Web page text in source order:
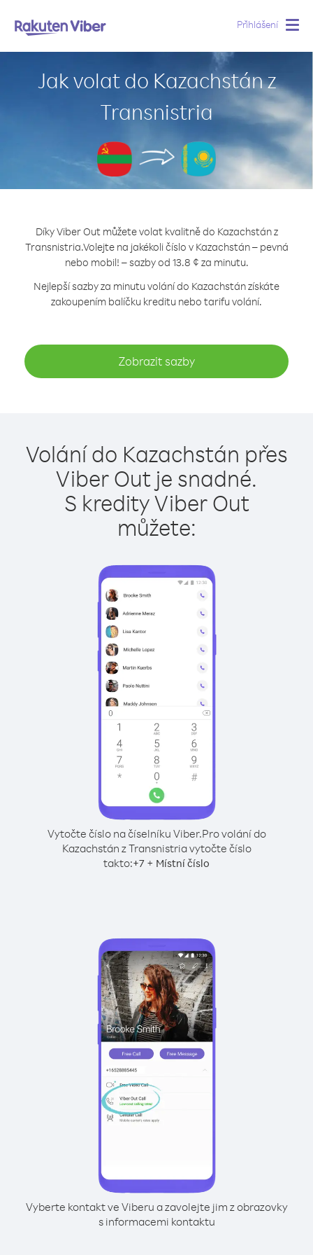
Přihlášení
Jak volat do Kazachstán z
Transnistria
Díky Viber Out můžete volat kvalitně do Kazachstán z
Transnistria.Volejte na jakékoli číslo v Kazachstán – pevná
nebo mobil! – sazby od 13.8 ¢ za minutu.
Nejlepší sazby za minutu volání do Kazachstán získáte
zakoupením balíčku kreditu nebo tarifu volání.
Zobrazit sazby
Volání do Kazachstán přes
Viber Out je snadné.
S kredity Viber Out
můžete:
Vytočte číslo na číselníku Viber.Pro volání do
Kazachstán z Transnistria vytočte číslo
takto:+7 + Místní číslo
Vyberte kontakt ve Viberu a zavolejte jim z obrazovky
s informacemi kontaktu